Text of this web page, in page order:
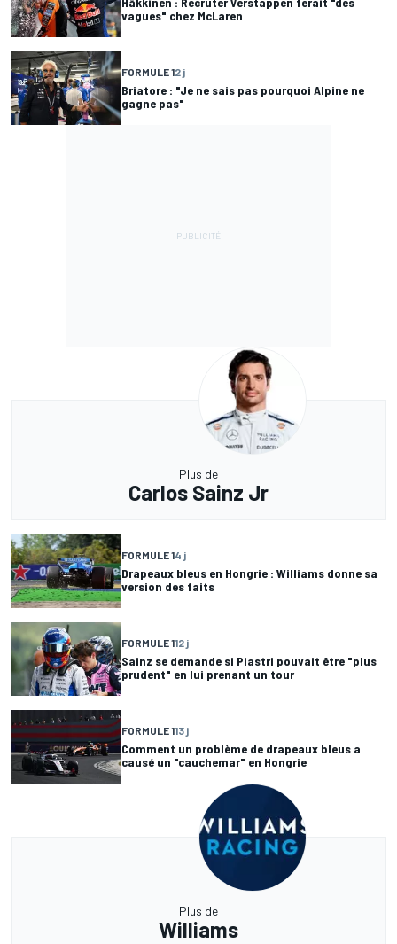
vagues" chez McLaren
FORMULE 12 j
Briatore : "Je ne sais pas pourquoi Alpine ne
gagne pas"
Plus de
Carlos Sainz Jr
FORMULE 14 j
Drapeaux bleus en Hongrie : Williams donne sa
version des faits
FORMULE 112 j
Sainz se demande si Piastri pouvait être "plus
prudent" en lui prenant un tour
FORMULE 113 j
Comment un problème de drapeaux bleus a
causé un "cauchemar" en Hongrie
Plus de
Williams